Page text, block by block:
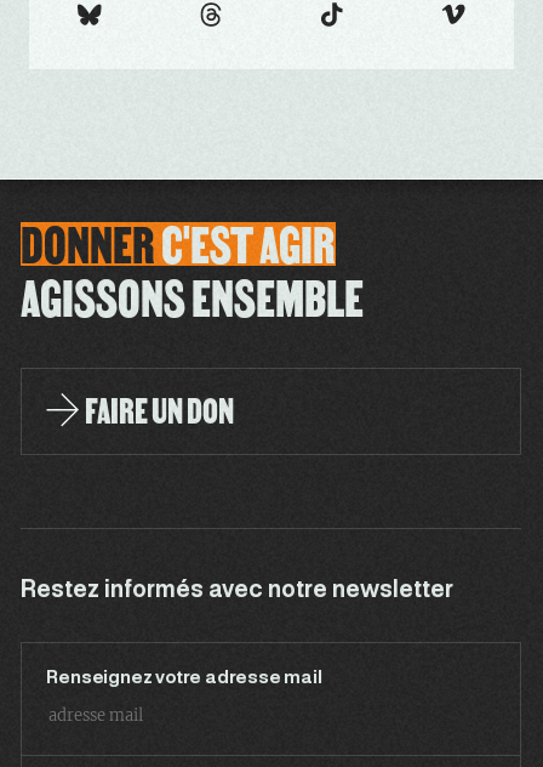
DONNERC'ESTAGIR
AGISSONS ENSEMBLE
FAIRE UN DON
Restez informés avec notre newsletter
Renseignez votre adresse mail